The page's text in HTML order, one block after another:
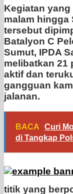
Kegiatan
malam hingga
tersebut
Batalyon C
Sumut, IPDA
melibatkan 21
aktif dan
gangguan
jalanan.
BACA
Curi
di Tangkap
titik yang